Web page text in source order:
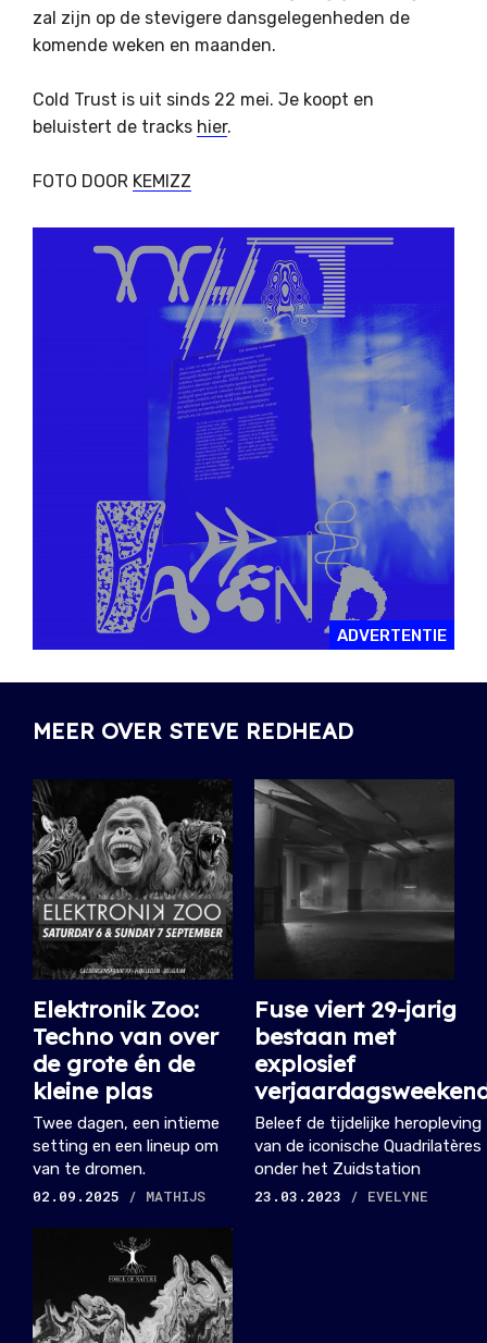
ADVERTENTIE
zal zijn op de stevigere dansgelegenheden de
komende weken en maanden.
Cold Trust is uit sinds 22 mei. Je koopt en
beluistert de tracks hier.
FOTO DOOR KEMIZZ
MEER OVER STEVE REDHEAD
Elektronik Zoo:
Techno van over
de grote én de
kleine plas
Twee dagen, een intieme
setting en een lineup om
van te dromen.
02.09.2025
/ MATHIJS
Fuse viert 29-jarig
bestaan met
explosief
Beleef de tijdelijke heropleving
van de iconische Quadrilatères
onder het Zuidstation
23.03.2023
/ EVELYNE